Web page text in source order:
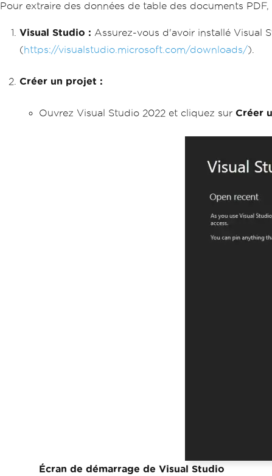
Pour extraire des données de table des documents
Visual Studio : Assurez-vous d'avoir installé Visual
(https://visualstudio.microsoft.com/downloads/).
Créer un projet :
Ouvrez Visual Studio 2022 et cliquez sur Créer
Écran de démarrage de Visual Studio